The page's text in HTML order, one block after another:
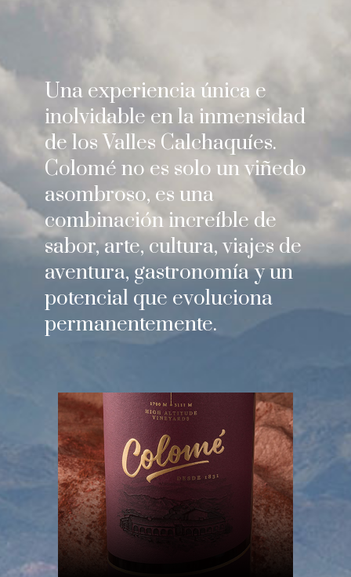
Una experiencia única e
inolvidable en la inmensidad
de los Valles Calchaquíes.
Colomé no es solo un viñedo
asombroso, es una
combinación increíble de
sabor, arte, cultura, viajes de
aventura, gastronomía y un
potencial que evoluciona
permanentemente.